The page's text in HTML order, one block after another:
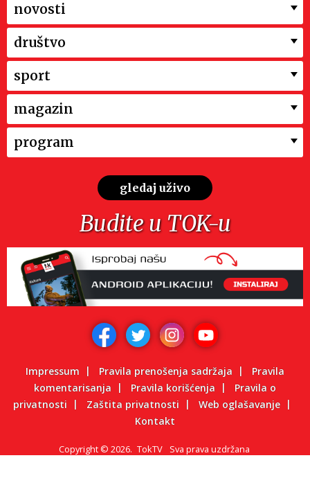
novosti
društvo
sport
magazin
program
gledaj uživo
Budite u TOK-u
Impressum Pravila prenošenja sadržaja
Pravila
komentarisanja
Pravila korišćenja
Pravila o
privatnosti
Zaštita privatnosti
Web oglašavanje
Kontakt
Copyright © 2026. TokTV Sva prava uzdržana